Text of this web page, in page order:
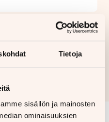
Tietoja
sisällön ja mainosten
ominaisuuksien
vakuutuksesta